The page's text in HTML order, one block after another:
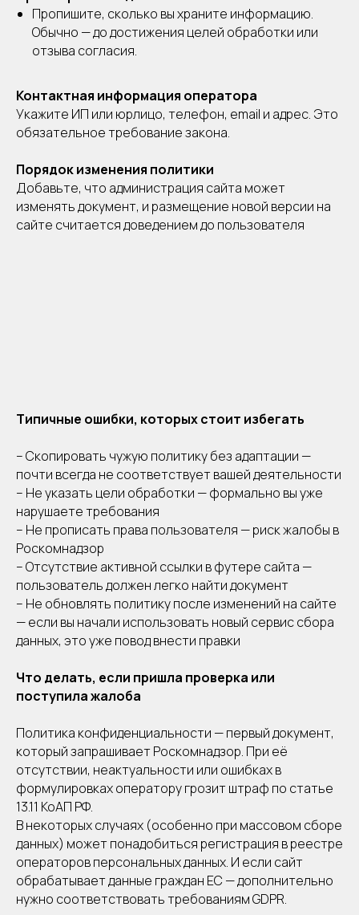
Пропишите, сколько вы храните информацию.
Обычно — до достижения целей обработки или
отзыва согласия.
Контактная информация оператора
Укажите ИП или юрлицо, телефон, email и адрес. Это
обязательное требование закона.
Порядок изменения политики
Добавьте, что администрация сайта может
изменять документ, и размещение новой версии на
сайте считается доведением до пользователя
Типичные ошибки, которых стоит избегать
– Скопировать чужую политику без адаптации —
почти всегда не соответствует вашей деятельности
– Не указать цели обработки — формально вы уже
нарушаете требования
– Не прописать права пользователя — риск жалобы в
Роскомнадзор
– Отсутствие активной ссылки в футере сайта —
пользователь должен легко найти документ
– Не обновлять политику после изменений на сайте
— если вы начали использовать новый сервис сбора
данных, это уже повод внести правки
Что делать, если пришла проверка или
поступила жалоба
Политика конфиденциальности — первый документ,
который запрашивает Роскомнадзор. При её
отсутствии, неактуальности или ошибках в
формулировках оператору грозит штраф по статье
13.11 КоАП РФ.
В некоторых случаях (особенно при массовом сборе
данных) может понадобиться регистрация в реестре
операторов персональных данных. И если сайт
обрабатывает данные граждан ЕС — дополнительно
нужно соответствовать требованиям GDPR.
Свяжитесь с нами любым
удобным для Вас способом
Мы работаем с понедельника по пятницу
с 12:00 до 20:00по московскому времени
Консультация